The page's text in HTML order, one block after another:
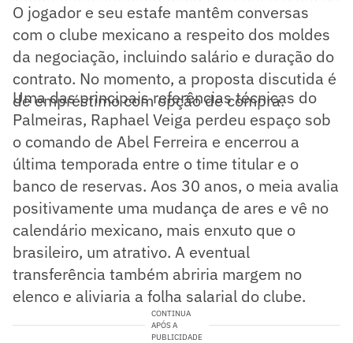
O jogador e seu estafe mantêm conversas
com o clube mexicano a respeito dos moldes
da negociação, incluindo salário e duração do
contrato. No momento, a proposta discutida é
de empréstimo com opção de compra.
Uma das principais referências técnicas do
Palmeiras, Raphael Veiga perdeu espaço sob
o comando de Abel Ferreira e encerrou a
última temporada entre o time titular e o
banco de reservas. Aos 30 anos, o meia avalia
positivamente uma mudança de ares e vê no
calendário mexicano, mais enxuto que o
brasileiro, um atrativo. A eventual
transferência também abriria margem no
elenco e aliviaria a folha salarial do clube.
CONTINUA
APÓS A
PUBLICIDADE